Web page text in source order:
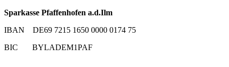
Sparkasse Pfaffenhofen a.d.Ilm
IBAN DE69 7215 1650 0000 0174 75
BIC BYLADEM1PAF